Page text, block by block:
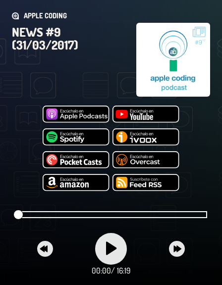
APPLE CODING
NEWS #9
(31/03/2017)
00:00/ 16:19